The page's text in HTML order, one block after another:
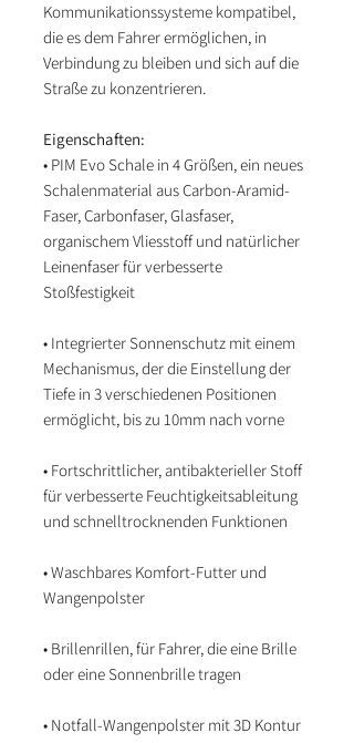
Kommunikationssysteme kompatibel,
die es dem Fahrer ermöglichen, in
Verbindung zu bleiben und sich auf die
Straße zu konzentrieren.
Eigenschaften:
• PIM Evo Schale in 4 Größen, ein neues
Schalenmaterial aus Carbon-Aramid-
Faser, Carbonfaser, Glasfaser,
organischem Vliesstoff und natürlicher
Leinenfaser für verbesserte
Stoßfestigkeit
• Integrierter Sonnenschutz mit einem
Mechanismus, der die Einstellung der
Tiefe in 3 verschiedenen Positionen
ermöglicht, bis zu 10mm nach vorne
• Fortschrittlicher, antibakterieller Stoff
für verbesserte Feuchtigkeitsableitung
und schnelltrocknenden Funktionen
• Waschbares Komfort-Futter und
Wangenpolster
• Brillenrillen, für Fahrer, die eine Brille
oder eine Sonnenbrille tragen
• Notfall-Wangenpolster mit 3D Kontur